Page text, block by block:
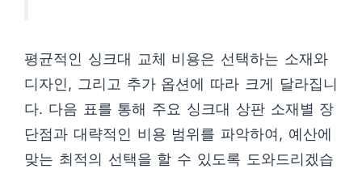
평균적인 싱크대 교체 비용은 선택하는 소재와
디자인, 그리고 추가 옵션에 따라 크게 달라집니
다. 다음 표를 통해 주요 싱크대 상판 소재별 장
단점과 대략적인 비용 범위를 파악하여, 예산에
맞는 최적의 선택을 할 수 있도록 도와드리겠습